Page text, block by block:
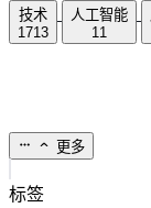
技术
1713
人工智能
11
更多
标签